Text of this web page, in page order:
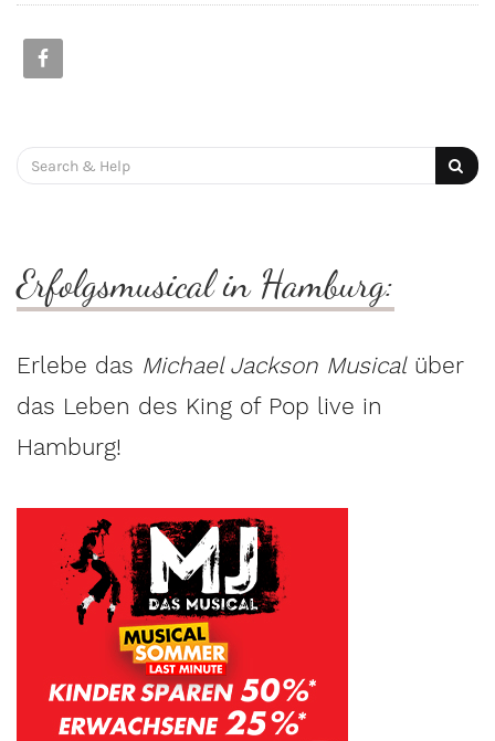
Search
for:
Erfolgsmusical in Hamburg:
Erlebe das Michael Jackson Musicalüber
das Leben des King of Pop live in
Hamburg!